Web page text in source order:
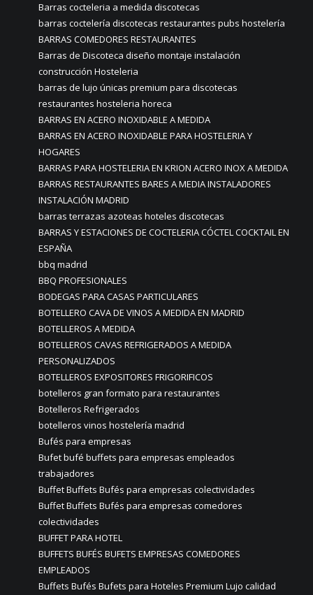
Barras cocteleria a medida discotecas
barras coctelería discotecas restaurantes pubs hostelería
BARRAS COMEDORES RESTAURANTES
Barras de Discoteca diseño montaje instalación
construcción Hosteleria
barras de lujo únicas premium para discotecas
restaurantes hosteleria horeca
BARRAS EN ACERO INOXIDABLE A MEDIDA
BARRAS EN ACERO INOXIDABLE PARA HOSTELERIA Y
HOGARES
BARRAS PARA HOSTELERIA EN KRION ACERO INOX A MEDIDA
BARRAS RESTAURANTES BARES A MEDIA INSTALADORES
INSTALACIÓN MADRID
barras terrazas azoteas hoteles discotecas
BARRAS Y ESTACIONES DE COCTELERIA CÓCTEL COCKTAIL EN
ESPAÑA
bbq madrid
BBQ PROFESIONALES
BODEGAS PARA CASAS PARTICULARES
BOTELLERO CAVA DE VINOS A MEDIDA EN MADRID
BOTELLEROS A MEDIDA
BOTELLEROS CAVAS REFRIGERADOS A MEDIDA
PERSONALIZADOS
BOTELLEROS EXPOSITORES FRIGORIFICOS
botelleros gran formato para restaurantes
Botelleros Refrigerados
botelleros vinos hostelería madrid
Bufés para empresas
Bufet bufé buffets para empresas empleados
trabajadores
Buffet Buffets Bufés para empresas colectividades
Buffet Buffets Bufés para empresas comedores
colectividades
BUFFET PARA HOTEL
BUFFETS BUFÉS BUFETS EMPRESAS COMEDORES
EMPLEADOS
Buffets Bufés Bufets para Hoteles Premium Lujo calidad